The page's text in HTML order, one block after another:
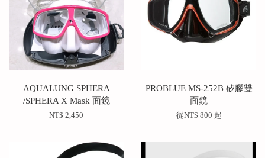
AQUALUNG SPHERA
/SPHERA X Mask 面鏡
NT$ 2,450
PROBLUE MS-252B 矽膠雙
面鏡
從NT$ 800 起